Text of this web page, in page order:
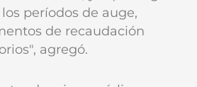
períodos de auge,
de recaudación
agregó.